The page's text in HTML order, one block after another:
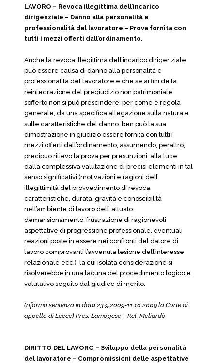
LAVORO – Revoca illegittima dell’incarico
dirigenziale – Danno alla personalità e
professionalità del lavoratore – Prova fornita con
tutti i mezzi offerti dall’ordinamento.
Anche la revoca illegittima dell’incarico dirigenziale
può essere causa di danno alla personalità e
professionalità del lavoratore e che se ai fini deIla
reintegrazione del pregiudizio non patrimoniale
sofferto non si può prescindere, per come è regola
generale, da una specifica allegazione sulla natura e
sulle caratteristiche del danno, ben può la sua
dimostrazione in giudizio essere fornita con tutti i
mezzi offerti dall’ordinamento, assumendo, peraltro,
precipuo rilievo la prova per presunzioni, alla luce
dalla complessiva valutazione di precisi elementi in tal
senso significativi (motivazioni e ragioni dell’
illegittimità del provvedimento di revoca,
caratteristiche, durata, gravità e conoscibilità
nell’ambiente di lavoro dell’ attuato
demansionamento, frustrazione di ragionevoli
aspettative di progressione professionale. eventuali
reazioni poste in essere nei confronti del datore di
lavoro comprovanti l’avvenuta lesione dell’interesse
relazionale ecc.), la cui isolata considerazione si
risolverebbe in una lacuna del procedimento logico e
valutativo seguito dal giudice di merito.
(riforma sentenza in data 23.9.2009-11.10.2009 la Corte di
appello di Lecce) Pres. Lamogese – Rel. Meliardò
DIRITTO DEL LAVORO – Sviluppo della personalità
del lavoratore – Compromissioni delle aspettative